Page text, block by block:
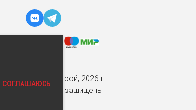
© Экспострой, 2026 г.
Все права защищены
СОГЛАШАЮСЬ